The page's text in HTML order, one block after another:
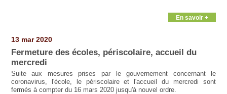
En savoir +
13 mar 2020
Fermeture des écoles, périscolaire, accueil du
mercredi
Suite aux mesures prises par le gouvernement concernant le
coronavirus, l'école, le périscolaire et l'accueil du mercredi sont
fermés à compter du 16 mars 2020 jusqu'à nouvel ordre.